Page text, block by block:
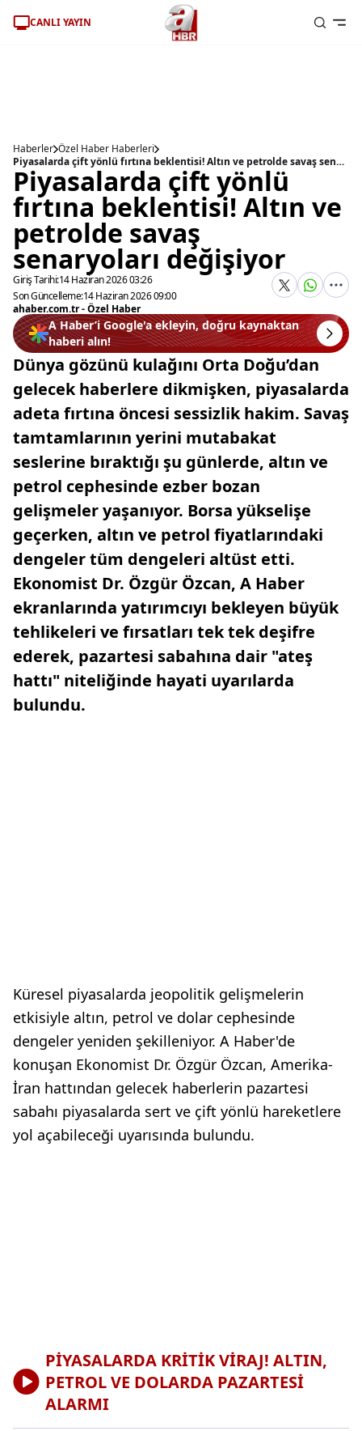
CANLI YAYIN
Haberler Özel Haber Haberleri
Piyasalarda çift yönlü fırtına beklentisi! Altın ve petrolde savaş senaryoları değişiyor
Piyasalarda çift yönlü
fırtına beklentisi! Altın ve
petrolde savaş
senaryoları değişiyor
Giriş Tarihi:14 Haziran 2026 03:26
Son Güncelleme:14 Haziran 2026 09:00
ahaber.com.tr - Özel Haber
A Haber’i Google'a ekleyin, doğru kaynaktan
haberi alın!
Dünya gözünü kulağını Orta Doğu’dan
gelecek haberlere dikmişken, piyasalarda
adeta fırtına öncesi sessizlik hakim. Savaş
tamtamlarının yerini mutabakat
seslerine bıraktığı şu günlerde, altın ve
petrol cephesinde ezber bozan
gelişmeler yaşanıyor. Borsa yükselişe
geçerken, altın ve petrol fiyatlarındaki
dengeler tüm dengeleri altüst etti.
Ekonomist Dr. Özgür Özcan, A Haber
ekranlarında yatırımcıyı bekleyen büyük
tehlikeleri ve fırsatları tek tek deşifre
ederek, pazartesi sabahına dair "ateş
hattı" niteliğinde hayati uyarılarda
bulundu.
Küresel piyasalarda jeopolitik gelişmelerin
etkisiyle altın, petrol ve dolar cephesinde
dengeler yeniden şekilleniyor. A Haber'de
konuşan Ekonomist Dr. Özgür Özcan, Amerika-
İran hattından gelecek haberlerin pazartesi
sabahı piyasalarda sert ve çift yönlü hareketlere
yol açabileceği uyarısında bulundu.
PİYASALARDA KRİTİK VİRAJ! ALTIN,
PETROL VE DOLARDA PAZARTESİ
ALARMI